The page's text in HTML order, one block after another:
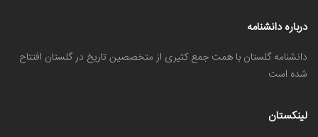
درباره دانشنامه
دانشنامه گلستان با همت جمع کثیری از متخصصین تاریخ در گلستان افتتاح
شده است
لینکستان